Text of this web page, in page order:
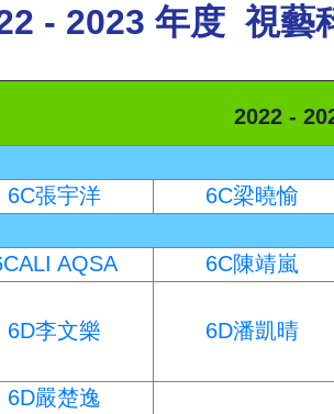
- 2023 年度 視藝
2022 -
6C張宇洋
6C梁曉愉
AQSA
6C陳靖嵐
6D李文樂 6D潘凱晴
6D嚴楚逸